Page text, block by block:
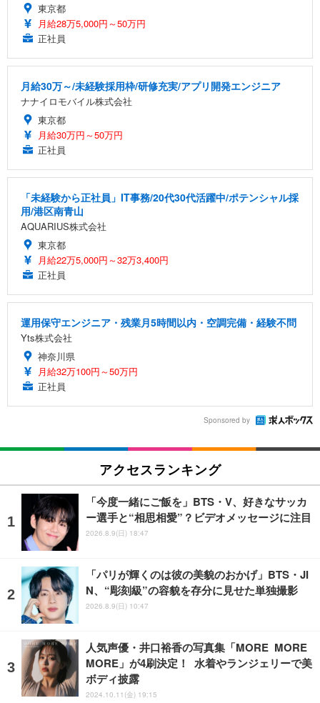
東京都
月給28万5,000円～50万円
正社員
月給30万～/未経験採用枠/研修充実/アプリ開発エンジニア
ナナイロモバイル株式会社
東京都
月給30万円～50万円
正社員
「未経験から正社員」IT事務/20代30代活躍中/ポテンシャル採
用/港区南青山
AQUARIUS株式会社
東京都
月給22万5,000円～32万3,400円
正社員
運用保守エンジニア・残業月5時間以内・空調完備・経験不問
Yts株式会社
神奈川県
月給32万100円～50万円
正社員
Sponsored by
アクセスランキング
「今度一緒にご飯を」BTS・V、好きなサッカ
ー選手と“相思相愛”？ビデオメッセージに注目
2026.8.9(日) 18:47
「パリが輝くのは彼の美貌のおかげ」BTS・JI
N、“彫刻級”の容貌を存分に見せた単独撮影
2026.8.9(日) 10:47
人気声優・井口裕香の写真集「MORE MORE
MORE」が4刷決定！ 水着やランジェリーで美
ボディ披露
2024.10.11(金) 19:15